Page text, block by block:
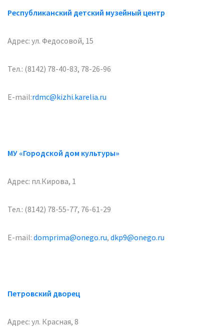
Республиканский детский музейный центр
Адрес: ул. Федосовой, 15
Тел.: (8142) 78-40-83, 78-26-96
E-mail:rdmc@kizhi.karelia.ru
МУ «Городской дом культуры»
Адрес: пл.Кирова, 1
Тел.: (8142) 78-55-77, 76-61-29
E-mail: domprima@onego.ru, dkp9@onego.ru
Петровский дворец
Адрес: ул. Красная, 8